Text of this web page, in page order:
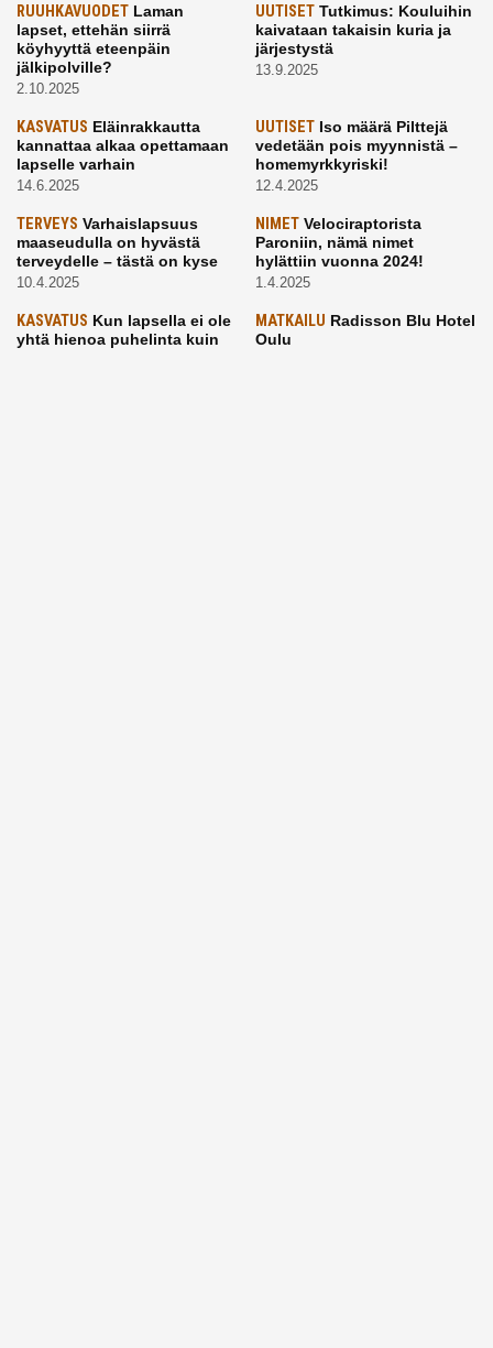
RUUHKAVUODET Laman
lapset, ettehän siirrä
köyhyyttä eteenpäin
jälkipolville?
2.10.2025
UUTISETTutkimus: Kouluihin
kaivataan takaisin kuria ja
järjestystä
13.9.2025
KASVATUS Eläinrakkautta
kannattaa alkaa opettamaan
lapselle varhain
14.6.2025
UUTISETIso määrä Pilttejä
vedetään pois myynnistä –
homemyrkkyriski!
12.4.2025
TERVEYS Varhaislapsuus
maaseudulla on hyvästä
terveydelle – tästä on kyse
10.4.2025
NIMETVelociraptorista
Paroniin, nämä nimet
hylättiin vuonna 2024!
1.4.2025
KASVATUS Kun lapsella ei ole
yhtä hienoa puhelinta kuin
MATKAILU Radisson Blu Hotel
Oulu